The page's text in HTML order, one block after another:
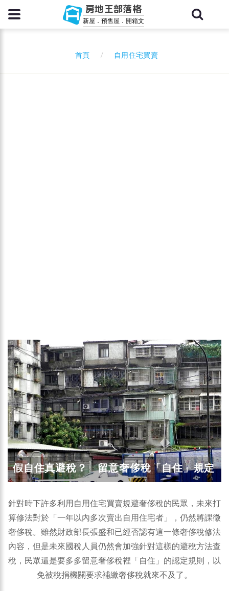
房地王部落格
新屋．預售屋．開箱文
首頁 自用住宅買賣
假自住真避稅？ 留意奢侈稅「自住」規定
針對時下許多利用自用住宅買賣規避奢侈稅的民眾，未來打
算修法對於「一年以內多次賣出自用住宅者」，仍然將課徵
奢侈稅。雖然財政部長張盛和已經否認有這一條奢侈稅修法
內容，但是未來國稅人員仍然會加強針對這樣的避稅方法查
稅，民眾還是要多多留意奢侈稅裡「自住」的認定規則，以
免被稅捐機關要求補繳奢侈稅就來不及了。